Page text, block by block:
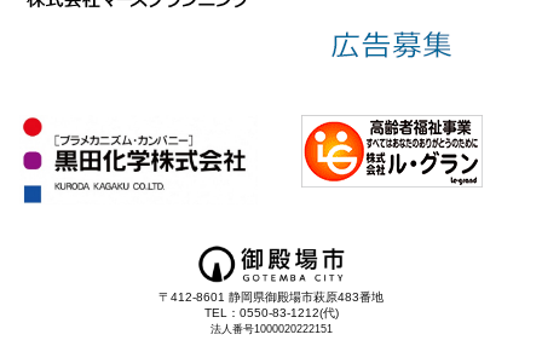
〒412-8601 静岡県御殿場市萩原483番地
TEL：0550-83-1212(代)
法人番号1000020222151